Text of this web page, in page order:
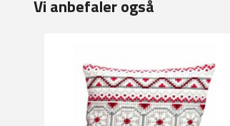
Vi anbefaler også